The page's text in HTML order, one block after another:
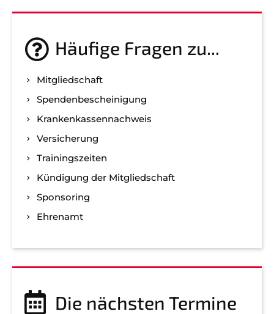
Häufige Fragen zu...
Mitgliedschaft
Spenden­bescheinigung
Kranken­kassen­nachweis
Versicherung
Trainingszeiten
Kündigung der Mitgliedschaft
Sponsoring
Ehrenamt
Die nächsten Termine